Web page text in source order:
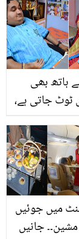
کتبے پر کیا
کتبے جنہوں
دیا
ہاتھ بھی
ٹوٹ جاتی ہے،
لڑکے کی
ہوگی؟ جان
صحت پر
گے
10 منٹ میں جوئیں
مشین۔۔ جانیں